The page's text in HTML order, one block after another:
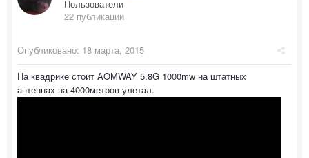
Пользователи
22 публикации
Опубликовано: 18 марта, 2015
На квадрике стоит AOMWAY 5.8G 1000mw на штатных
антеннах на 4000метров улетал.